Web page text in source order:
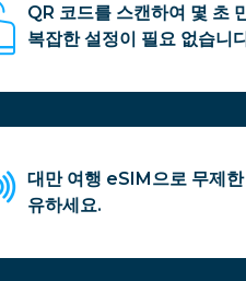
QR 코드를 스캔하여 몇 초
복잡한 설정이 필요 없습니
대만 여행 eSIM으로 무제
유하세요.